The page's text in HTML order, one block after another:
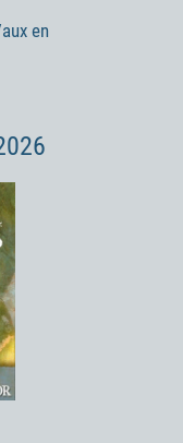
en